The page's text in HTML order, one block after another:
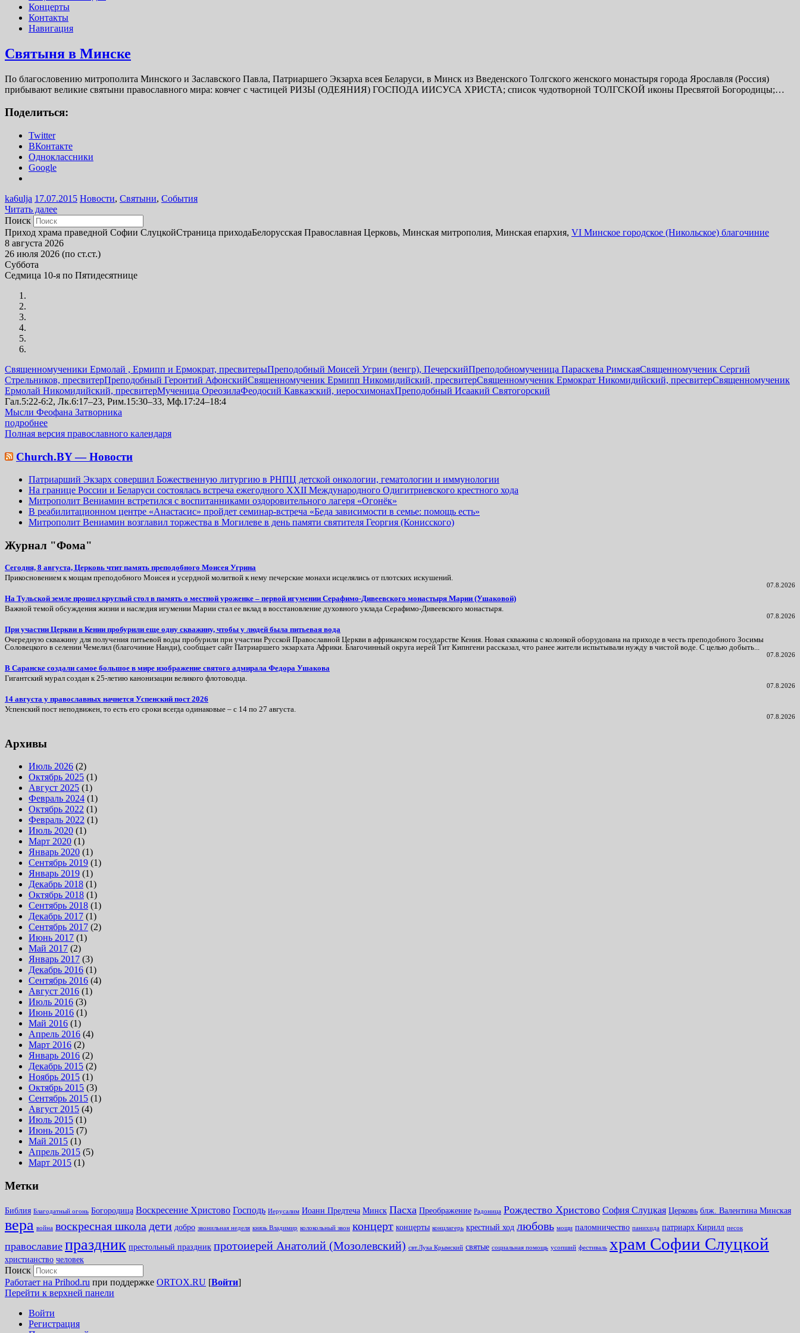
Концерты
Контакты
Навигация
Святыня в Минске
По благословению митрополита Минского и Заславского Павла, Патриаршего Экзарха всея Беларуси, в Минск из Введенского Толгского женского монастыря города Ярославля (Россия)
прибывают великие святыни православного мира: ковчег с частицей РИЗЫ (ОДЕЯНИЯ) ГОСПОДА ИИСУСА ХРИСТА; список чудотворной ТОЛГСКОЙ иконы Пресвятой Богородицы;…
Поделиться:
Twitter
ВКонтакте
Одноклассники
Google
ka6ulja 17.07.2015 Новости, Святыни, События
Читать далее
Поиск
Приход храма праведной Софии СлуцкойСтраница приходаБелорусская Православная Церковь, Минская митрополия, Минская епархия, VI Минское городское (Никольское) благочиние
8 августа 2026
26 июля 2026 (по ст.ст.)
Суббота
Седмица 10-я по Пятидесятнице
Священномученики Ермолай , Ермипп и Ермократ, пресвитерыПреподобный Моисей Угрин (венгр), ПечерскийПреподобномученица Параскева РимскаяСвященномученик Сергий
Стрельников, пресвитерПреподобный Геронтий АфонскийСвященномученик Ермипп Никомидийский, пресвитерСвященномученик Ермократ Никомидийский, пресвитерСвященномученик
Ермолай Никомидийский, пресвитерМученица ОреозилаФеодосий Кавказский, иеросхимонахПреподобный Исаакий Святогорский
Гал.5:22-6:2, Лк.6:17–23, Рим.15:30–33, Мф.17:24–18:4
Мысли Феофана Затворника
подробнее
Полная версия православного календаря
Church.BY — Новости
Патриарший Экзарх совершил Божественную литургию в РНПЦ детской онкологии, гематологии и иммунологии
На границе России и Беларуси состоялась встреча ежегодного XXII Международного Одигитриевского крестного хода
Митрополит Вениамин встретился с воспитанниками оздоровительного лагеря «Огонёк»
В реабилитационном центре «Анастасис» пройдет семинар-встреча «Беда зависимости в семье: помощь есть»
Митрополит Вениамин возглавил торжества в Могилеве в день памяти святителя Георгия (Конисского)
Журнал "Фома"
Сегодня, 8 августа, Церковь чтит память преподобного Моисея Угрина
Прикосновением к мощам преподобного Моисея и усердной молитвой к нему печерские монахи исцелялись от плотских искушений.
07.8.2026
На Тульской земле прошел круглый стол в память о местной уроженке – первой игумении Серафимо-Дивеевского монастыря Марии (Ушаковой)
Важной темой обсуждения жизни и наследия игумении Марии стал ее вклад в восстановление духовного уклада Серафимо‑Дивеевского монастыря.
07.8.2026
При участии Церкви в Кении пробурили еще одну скважину, чтобы у людей была питьевая вода
Очередную скважину для получения питьевой воды пробурили при участии Русской Православной Церкви в африканском государстве Кения. Новая скважина с колонкой оборудована на приходе в честь преподобного Зосимы
Соловецкого в селении Чемелил (благочиние Нанди), сообщает сайт Патриаршего экзархата Африки. Благочинный округа иерей Тит Кипнгени рассказал, что ранее жители испытывали нужду в чистой воде. С целью добыть...
07.8.2026
В Саранске создали самое большое в мире изображение святого адмирала Федора Ушакова
Гигантский мурал создан к 25-летию канонизации великого флотоводца.
07.8.2026
14 августа у православных начнется Успенский пост 2026
Успенский пост неподвижен, то есть его сроки всегда одинаковые – с 14 по 27 августа.
07.8.2026
Архивы
Июль 2026 (2)
Октябрь 2025 (1)
Август 2025 (1)
Февраль 2024 (1)
Октябрь 2022 (1)
Февраль 2022 (1)
Июль 2020 (1)
Март 2020 (1)
Январь 2020 (1)
Сентябрь 2019 (1)
Январь 2019 (1)
Декабрь 2018 (1)
Октябрь 2018 (1)
Сентябрь 2018 (1)
Декабрь 2017 (1)
Сентябрь 2017 (2)
Июнь 2017 (1)
Май 2017 (2)
Январь 2017 (3)
Декабрь 2016 (1)
Сентябрь 2016 (4)
Август 2016 (1)
Июль 2016 (3)
Июнь 2016 (1)
Май 2016 (1)
Апрель 2016 (4)
Март 2016 (2)
Январь 2016 (2)
Декабрь 2015 (2)
Ноябрь 2015 (1)
Октябрь 2015 (3)
Сентябрь 2015 (1)
Август 2015 (4)
Июль 2015 (1)
Июнь 2015 (7)
Май 2015 (1)
Апрель 2015 (5)
Март 2015 (1)
Метки
Библия Благодатный огонь Богородица Воскресение Христово Господь Иерусалим Иоанн Предтеча Минск Пасха Преображение Радоница Рождество Христово София Слуцкая Церковь блж. Валентина Минская
вера война воскресная школа дети добро звонильная неделя князь Владимир колокольный звон концерт концерты концлагерь крестный ход любовь мощи паломничество панихида патриарх Кирилл песок
православие праздник престольный праздник протоиерей Анатолий (Мозолевский) свт.Лука Крымский святые социальная помощь усопший фестиваль храм Софии Слуцкой
христианство человек
Поиск
Работает на Prihod.ru при поддержке ORTOX.RU [Войти]
Перейти к верхней панели
Войти
Регистрация